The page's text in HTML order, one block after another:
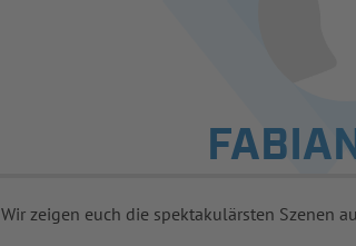
Wir zeigen euch die spektakulärsten Szenen